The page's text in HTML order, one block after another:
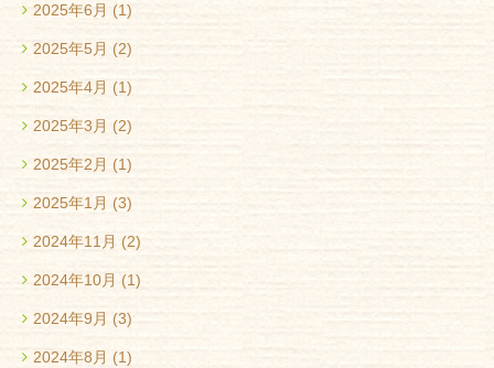
2025年6月 (1)
2025年5月 (2)
2025年4月 (1)
2025年3月 (2)
2025年2月 (1)
2025年1月 (3)
2024年11月 (2)
2024年10月 (1)
2024年9月 (3)
2024年8月 (1)